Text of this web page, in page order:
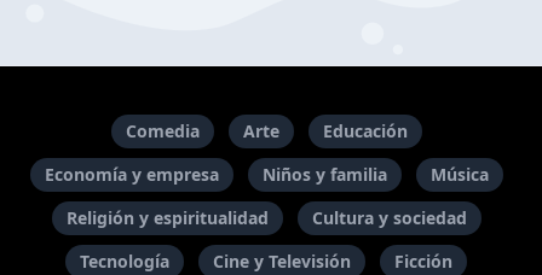
Comedia Arte
Educación
Economía y empresa
Niños y familia
Música
Religión y espiritualidad
Cultura y sociedad
Tecnología
Cine y Televisión Ficción